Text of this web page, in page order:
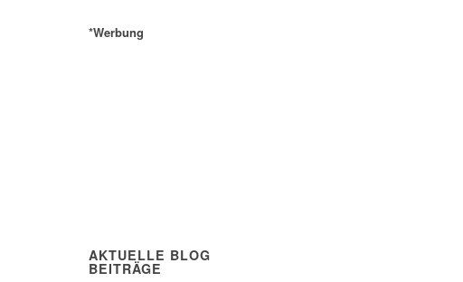
*Werbung
AKTUELLE BLOG
BEITRÄGE